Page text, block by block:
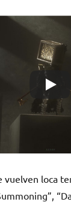
vuelven loca